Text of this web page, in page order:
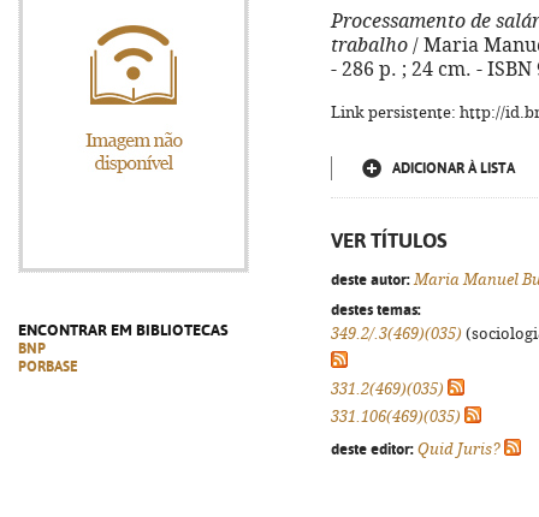
ENCONTRAR EM BIBLIOTECAS
BNP
PORBASE
Processamento de
trabalho / Maria
- 286 p. ; 24 cm. - ISBN
Link persistente: http://
ADICIONAR À LISTA
VER TÍTULOS
deste autor: Maria Manuel
destes temas:
349.2/.3(469)(035)
331.2(469)(035)
331.106(469)(035)
deste editor: Quid Juris?